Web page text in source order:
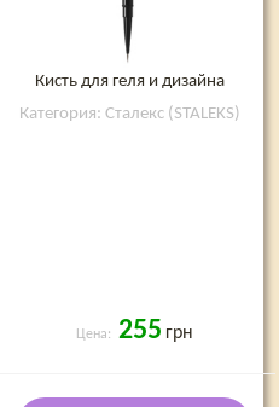
Кисть для геля и дизайна
Категория: Сталекс (STALEKS)
Цена: 255 грн